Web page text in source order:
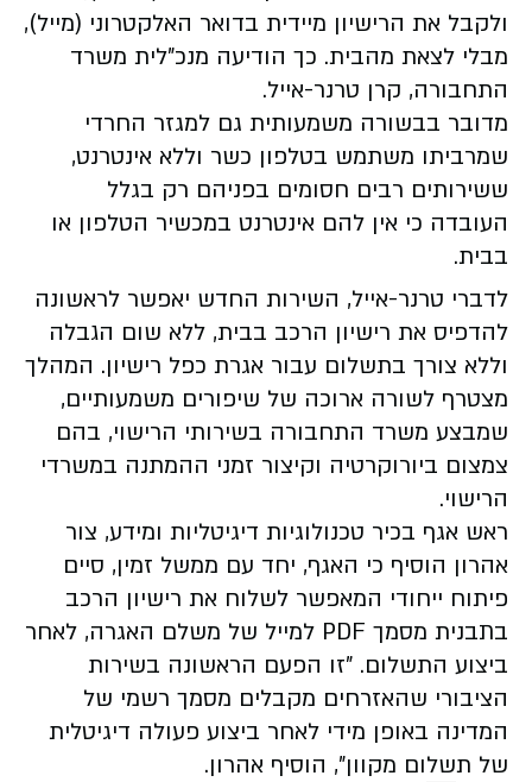
ולקבל את הרישיון מיידית בדואר האלקטרוני (מייל),
מבלי לצאת מהבית. כך הודיעה מנכ"לית משרד
התחבורה, קרן טרנר-אייל.
מדובר בבשורה משמעותית גם למגזר החרדי
שמרביתו משתמש בטלפון כשר וללא אינטרנט,
ששירותים רבים חסומים בפניהם רק בגלל
העובדה כי אין להם אינטרנט במכשיר הטלפון או
בבית.
לדברי טרנר-אייל, השירות החדש יאפשר לראשונה
להדפיס את רישיון הרכב בבית, ללא שום הגבלה
וללא צורך בתשלום עבור אגרת כפל רישיון. המהלך
מצטרף לשורה ארוכה של שיפורים משמעותיים,
שמבצע משרד התחבורה בשירותי הרישוי, בהם
צמצום ביורוקרטיה וקיצור זמני ההמתנה במשרדי
הרישוי.
ראש אגף בכיר טכנולוגיות דיגיטליות ומידע, צור
אהרון הוסיף כי האגף, יחד עם ממשל זמין, סיים
פיתוח ייחודי המאפשר לשלוח את רישיון הרכב
בתבנית מסמך PDF למייל של משלם האגרה, לאחר
ביצוע התשלום. "זו הפעם הראשונה בשירות
הציבורי שהאזרחים מקבלים מסמך רשמי של
המדינה באופן מידי לאחר ביצוע פעולה דיגיטלית
של תשלום מקוון", הוסיף אהרון.